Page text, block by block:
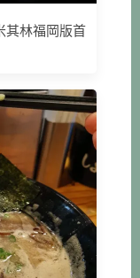
其林福岡版首